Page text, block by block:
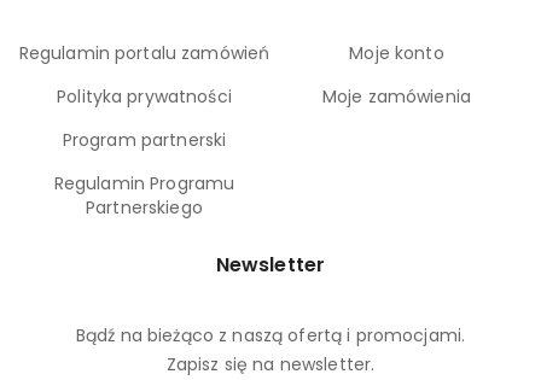
Regulamin portalu zamówień
Polityka prywatności
Program partnerski
Regulamin Programu
Partnerskiego
Moje konto
Moje zamówienia
Newsletter
Bądź na bieżąco z naszą ofertą i promocjami.
Zapisz się na newsletter.